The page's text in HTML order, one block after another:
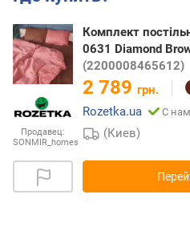
Продавец:
SONMIR_homes
Комплект
0631 Diamond
(2200008465612)
2 789 грн.
Rozetka.ua
С
(Киев)